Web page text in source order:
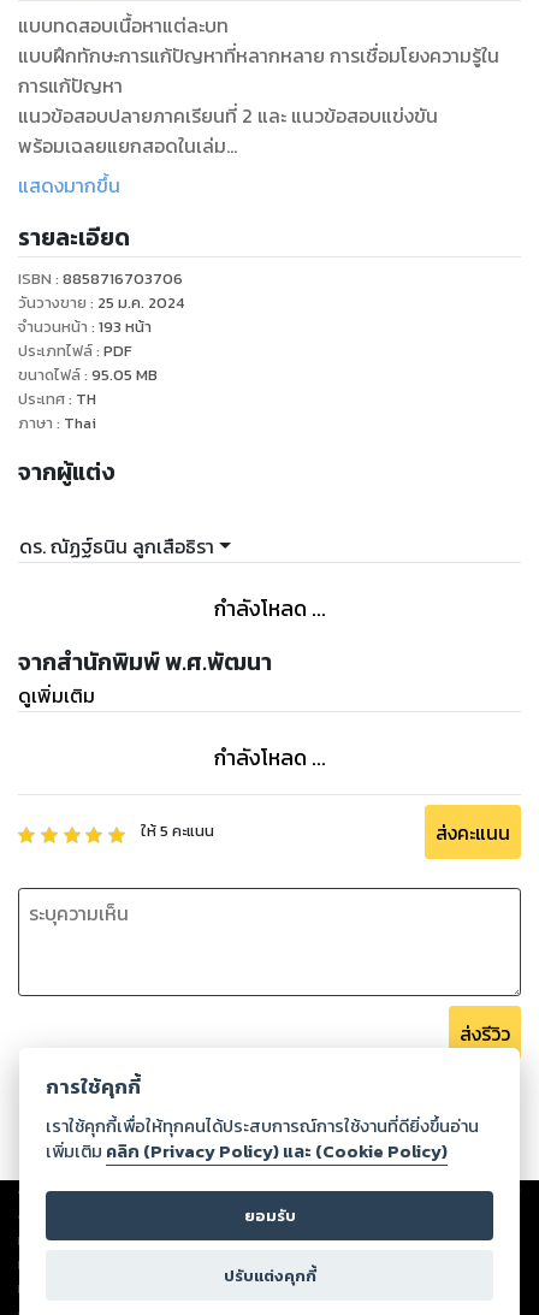
แบบทดสอบเนื้อหาแต่ละบท
แบบฝึกทักษะการแก้ปัญหาที่หลากหลาย การเชื่อมโยงความรู้ใน
การแก้ปัญหา
แนวข้อสอบปลายภาคเรียนที่ 2 และ แนวข้อสอบแข่งขัน
พร้อมเฉลยแยกสอดในเล่ม
ที่ 2 ตามหลักสูตรแกนกลาง การศึกษาขั้นพื้นฐาน พ.ศ.2551 (ฉบับ
ปรับปรุง 2560) พร้อมเฉลยแยก สอดในเล่ม
ฝึกฝนและเพิ่มพูนทักษะทางคณิตศาสตร์ที่จำเป็น ด้วยแบบฝึกหัด
เสริมที่อิงตามบทเรียน (บทที่ 4-8) พร้อมแนวข้อสอบปลายภาค
สำหรับติวเพื่อสร้างความมั่นใจ เหมาะสำหรับทั้งนักเรียน และครูผู้
สอนเพื่อนำไปปรับใช้เป็นนวัตกรรมการสอนอย่างมีประสิทธิภาพ
แสดงมากขึ้น
รายละเอียด
ISBN : 8858716703706
วันวางขาย : 25 ม.ค. 2024
จำนวนหน้า : 193 หน้า
ประเภทไฟล์: PDF
ขนาดไฟล์: 95.05 MB
ประเทศ: TH
ภาษา : Thai
จากผู้แต่ง
ดร. ณัฏฐ์ธนิน ลูกเสือธิรา
กำลังโหลด ...
จากสำนักพิมพ์ พ.ศ.พัฒนา
ดูเพิ่มเติม
กำลังโหลด ...
ให้5 คะแนน ส่งคะแนน
ส่งรีวิว
Copyright ©2026Storylog Co., Ltd. - สตอรี่ล็อกขอสงวนสิทธิ์ไม่รับผิดชอบ
ต่อผลงานหรือเนื้อหาใดที่อัปโหลดผ่านเว็บไซต์และปรากฏว่าละเมิดสิทธิใน
ทรัพย์สินทางปัญญาของบุคคลอื่นหรือขัดต่อกฎหมายและศีลธรรม ดังนั้น ผู้อ่าน
ทุกท่านโปรดใช้วิจารณญาณในการกลั่นกรองด้วยตนเอง และหากท่านพบว่าส่วน
หนึ่งส่วนใดขัดต่อกฎหมายและศีลธรรม กรุณาแจ้งมายังบริษัท เพื่อทีมงานจะได้
การใช้คุกกี้
เราใช้คุกกี้เพื่อให้ทุกคนได้ประสบการณ์การใช้งานที่ดียิ่งขึ้นอ่าน
เพิ่มเติม คลิก (Privacy Policy) และ (Cookie Policy)
ยอมรับ
ปรับแต่งคุกกี้